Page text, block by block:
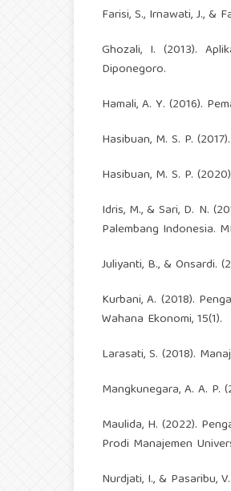
Farisi, S., Irnawati, J., &
Ghozali, I. (2013).
Diponegoro.
Hamali, A. Y. (2016).
Hasibuan, M. S. P.
Hasibuan, M. S. P.
Idris, M., & Sari, D. N.
Palembang Indonesia.
Juliyanti, B., & Onsardi.
Kurbani, A. (2018).
Wahana Ekonomi, 15(1).
Larasati, S. (2018).
Mangkunegara, A. A. P.
Maulida, H. (2022).
Prodi Manajemen
Nurdjati, I., & Pasaribu,